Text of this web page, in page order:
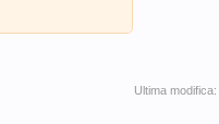
Ultima modifica: